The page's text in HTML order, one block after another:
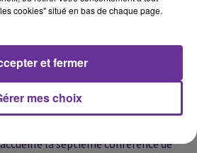
dans le naufrage d'une
saoudite rencontrera vendredi
français. Un déjeuner de travail
officielle en France.
la septième conférence de
cookies" situé en bas de chaque page.
mes choix
et fermer